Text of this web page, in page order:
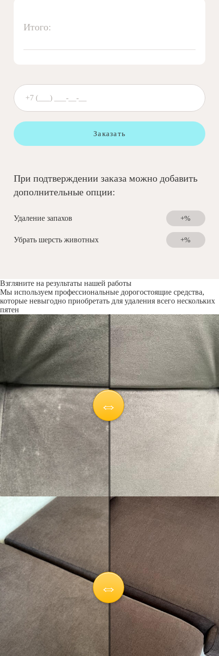
Итого:
Заказать
При подтверждении заказа можно добавить
дополнительные опции:
Удаление запахов +%
Убрать шерсть животных +%
Взгляните на результаты нашей работы
Мы используем профессиональные дорогостоящие средства,
которые невыгодно приобретать для удаления всего нескольких
пятен